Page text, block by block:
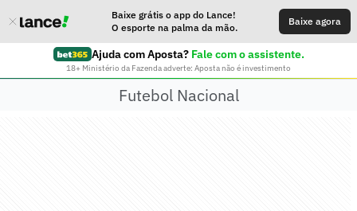
Baixe grátis o app do Lance!
O esporte na palma da mão.
Baixe agora
Ajuda com Aposta? Fale com o assistente.
18+ Ministério da Fazenda adverte: Aposta não é investimento
Futebol Nacional